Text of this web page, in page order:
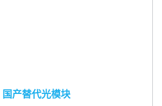
产替代光模块